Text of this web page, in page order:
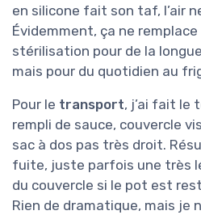
en silicone fait son taf, l’air
Évidemment, ça ne
stérilisation pour de la
mais pour du quotidien au
Pour le transport, j’ai fait le
rempli de sauce, couvercle
sac à dos pas très droit.
fuite, juste parfois une très
du couvercle si le pot est
Rien de dramatique, mais je